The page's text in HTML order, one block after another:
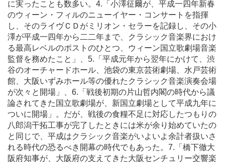
に実ったことも数多い。4.「小澤征爾が、平成一四年新春
のウィーン・フィルのニューイヤー・コンサートを指揮
し、そのライヴＣＤがミリオン・セラーを記録し、その小
澤が平成一四年から二二年まで、クラシック音楽界におけ
る最高レベルのポストのひとつ、ウィーン国立歌劇場音楽
監督を務めたこと」、5.「平成元年から翌年にかけて、渋
谷のオーチャードホール、池袋の東京芸術劇場、水戸芸術
館、大阪いずみホール等の優れたクラシック音楽演奏会場
が次々と開場」、6.「戦後初期の片山哲内閣の時代から議
論されてきた国立歌劇場が、新国立劇場として平成九年に
ついに開場」。だが、戦後の食糧不足に対応したつもりの
八郎潟干拓工事が完了したときには米が余り始めていたの
と同じで、平成はクラシック音楽がいよいよ余計者扱いさ
れる時代の恐るべき開幕の時代でもあった。7.「橋下徹大
阪府知事が、大阪府の支えてきた大阪センチュリー交響楽